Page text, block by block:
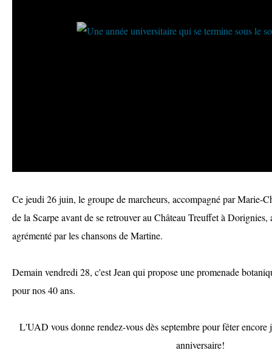
Ce jeudi 26 juin, le groupe de marcheurs, accompagné par Marie-
de la Scarpe avant de se retrouver au Château Treuffet à
agrémenté par les chansons de Martine.
Demain vendredi 28, c'est Jean qui propose une promenade
pour nos 40 ans.
L'UAD vous donne rendez-vous dès septembre pour fêter encore
anniversaire!